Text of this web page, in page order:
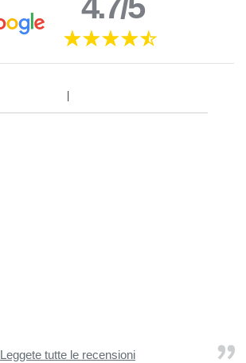
Leggete tutte le recensioni